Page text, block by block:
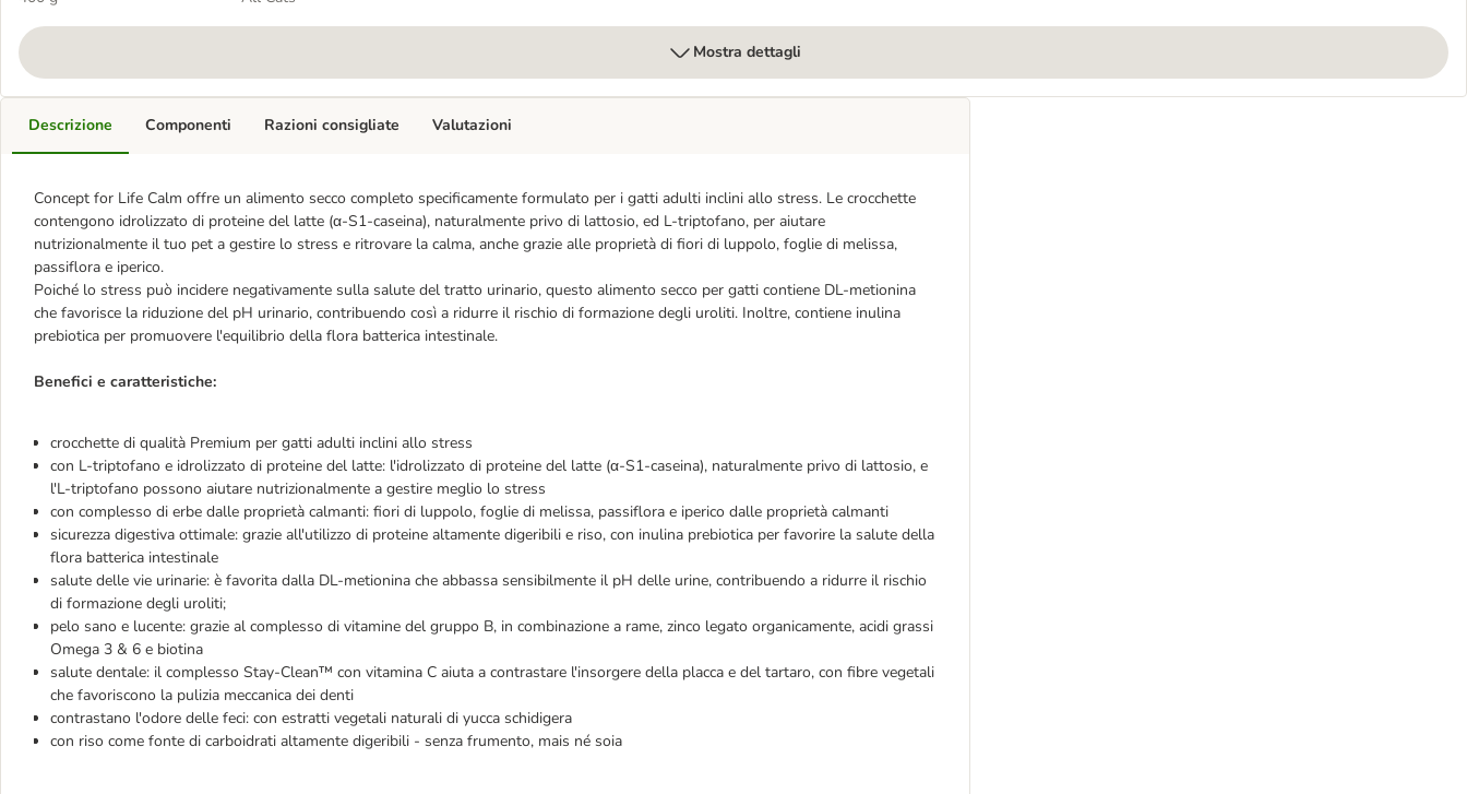
Mostra dettagli
Descrizione
Concept for Life Calm offre un alimento secco completo specificamente formulato per i gatti adulti inclini allo stress. Le crocchette
contengono idrolizzato di proteine del latte (α-S1-caseina), naturalmente privo di lattosio, ed L-triptofano, per aiutare
nutrizionalmente il tuo pet a gestire lo stress e ritrovare la calma, anche grazie alle proprietà di fiori di luppolo, foglie di melissa,
passiflora e iperico.
Poiché lo stress può incidere negativamente sulla salute del tratto urinario, questo alimento secco per gatti contiene DL-metionina
che favorisce la riduzione del pH urinario, contribuendo così a ridurre il rischio di formazione degli uroliti. Inoltre, contiene inulina
prebiotica per promuovere l'equilibrio della flora batterica intestinale.
Benefici e caratteristiche:
crocchette di qualità Premium per gatti adulti inclini allo stress
con L-triptofano e idrolizzato di proteine del latte: l'idrolizzato di proteine del latte (α-S1-caseina), naturalmente privo di lattosio, e
l'L-triptofano possono aiutare nutrizionalmente a gestire meglio lo stress
con complesso di erbe dalle proprietà calmanti: fiori di luppolo, foglie di melissa, passiflora e iperico dalle proprietà calmanti
sicurezza digestiva ottimale: grazie all'utilizzo di proteine altamente digeribili e riso, con inulina prebiotica per favorire la salute della
flora batterica intestinale
salute delle vie urinarie: è favorita dalla DL-metionina che abbassa sensibilmente il pH delle urine, contribuendo a ridurre il rischio
di formazione degli uroliti;
pelo sano e lucente: grazie al complesso di vitamine del gruppo B, in combinazione a rame, zinco legato organicamente, acidi grassi
Omega 3 & 6 e biotina
salute dentale: il complesso Stay-Clean™ con vitamina C aiuta a contrastare l'insorgere della placca e del tartaro, con fibre vegetali
che favoriscono la pulizia meccanica dei denti
contrastano l'odore delle feci: con estratti vegetali naturali di yucca schidigera
con riso come fonte di carboidrati altamente digeribili - senza frumento, mais né soia
Componenti Razioni consigliate Valutazioni